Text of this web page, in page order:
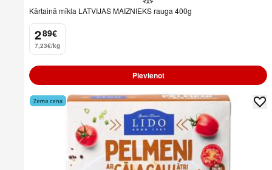
Kārtainā mīkla LATVIJAS MAIZNIEKS rauga 400g
2
. 89€
7,23€/kg
Pievienot